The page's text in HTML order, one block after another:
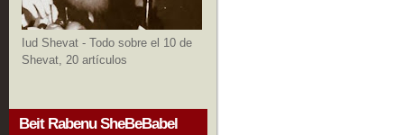
Iud Shevat - Todo sobre el 10 de
Shevat, 20 artículos
Beit Rabenu SheBeBabel